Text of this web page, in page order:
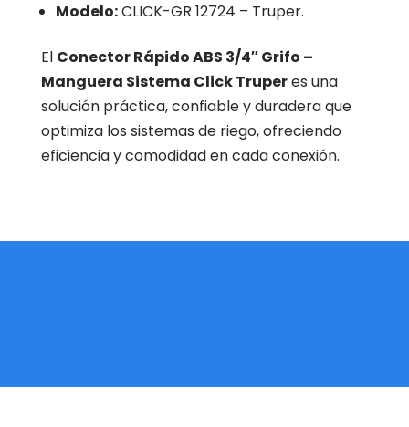
Modelo:CLICK-GR 12724 – Truper.
El Conector Rápido ABS 3/4″ Grifo –
Manguera Sistema Click Truperes una
solución práctica, confiable y duradera que
optimiza los sistemas de riego, ofreciendo
eficiencia y comodidad en cada conexión.